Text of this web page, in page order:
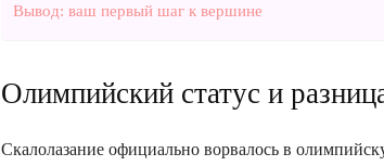
Вывод: ваш первый шаг к вершине
Олимпийский статус и
Скалолазание официально ворвалось в